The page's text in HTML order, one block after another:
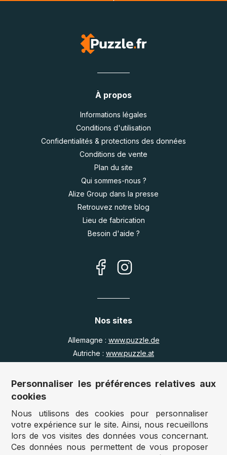
À propos
Informations légales
Conditions d'utilisation
Confidentialités & protections des données
Conditions de vente
Plan du site
Qui sommes-nous ?
Alize Group dans la presse
Retrouvez notre blog
Lieu de fabrication
Besoin d'aide ?
Nos sites
Allemagne : www.puzzle.de
Autriche : www.puzzle.at
Royaume Uni :
www.jigsawpuzzle.co.uk
Accès revendeurs / détaillants
Vous avez un magasin ?
Vous souhaitez accéder à nos prix revendeurs ?
Personnaliser les préférences relatives aux
cookies
Nous utilisons des cookies pour personnaliser
votre expérience sur le site. Ainsi, nous recueillons
lors de vos visites des données vous concernant.
Ces données nous permettent de vous proposer